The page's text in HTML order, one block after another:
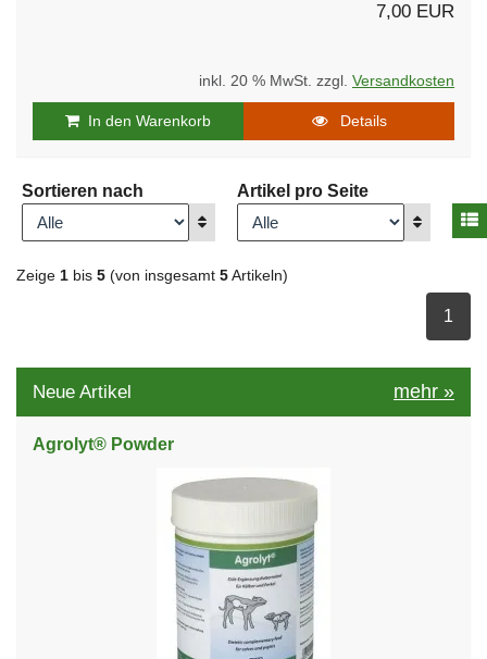
7,00 EUR
inkl. 20 % MwSt. zzgl. Versandkosten
In den Warenkorb Details
Sortieren nach
Anzeigen
Artikel pro Seite
Anzeigen
Zeige 1 bis 5 (von insgesamt 5 Artikeln)
1
Neue Artikel mehr »
Agrolyt® Powder